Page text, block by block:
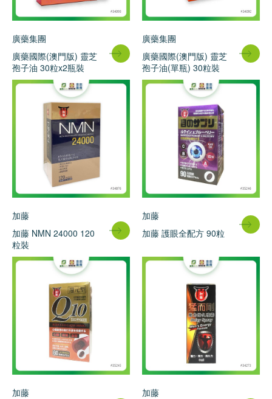
廣藥集團
廣藥國際(澳門版) 靈芝
孢子油 30粒x2瓶裝
廣藥集團
廣藥國際(澳門版) 靈芝
孢子油(單瓶) 30粒裝
加藤
加藤 NMN 24000 120
粒裝
加藤
加藤 護眼全配方 90粒
加藤
加藤